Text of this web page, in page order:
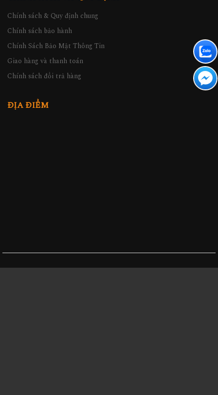
Chính sách & Quy định chung
Chính sách bảo hành
Chính Sách Bảo Mật Thông Tin
Giao hàng và thanh toán
Chính sách đổi trả hàng
ĐỊA ĐIỂM